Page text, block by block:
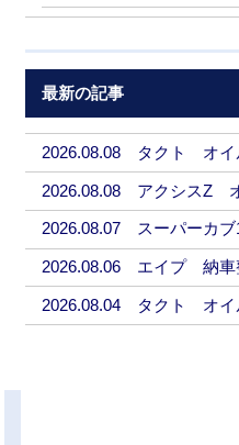
最新の記事
2026.08.08 タクト オイ
2026.08.08 アクシスZ
2026.08.07 スーパーカ
2026.08.06 エイプ 納車
2026.08.04 タクト オイ